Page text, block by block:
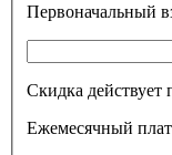
Скидка действует
Ежемесячный